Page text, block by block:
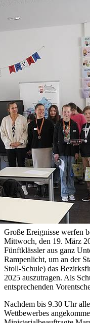
Große Ereignisse werfen
Mittwoch, den 19. März
Fünftklässler aus ganz
Rampenlicht, um an der
Stoll-Schule) das
2025 auszutragen. Als
entsprechenden
Nachdem bis 9.30 Uhr
Wettbewerbes